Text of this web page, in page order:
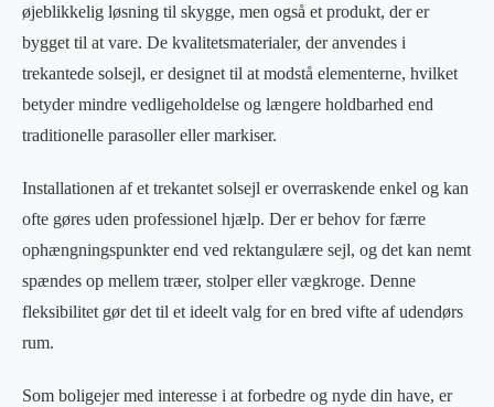
øjeblikkelig løsning til skygge, men også et produkt, der er
bygget til at vare. De kvalitetsmaterialer, der anvendes i
trekantede solsejl, er designet til at modstå elementerne, hvilket
betyder mindre vedligeholdelse og længere holdbarhed end
traditionelle parasoller eller markiser.
Installationen af et trekantet solsejl er overraskende enkel og kan
ofte gøres uden professionel hjælp. Der er behov for færre
ophængningspunkter end ved rektangulære sejl, og det kan nemt
spændes op mellem træer, stolper eller vægkroge. Denne
fleksibilitet gør det til et ideelt valg for en bred vifte af udendørs
rum.
Som boligejer med interesse i at forbedre og nyde din have, er